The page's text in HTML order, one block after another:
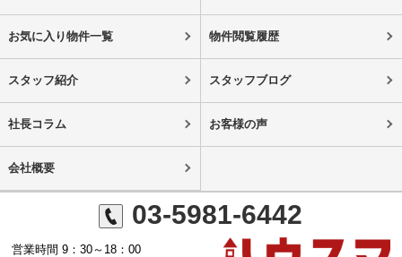
お気に入り物件一覧 物件閲覧履歴
スタッフ紹介 スタッフブログ
社長コラム お客様の声
会社概要
03-5981-6442
営業時間 9：30～18：00